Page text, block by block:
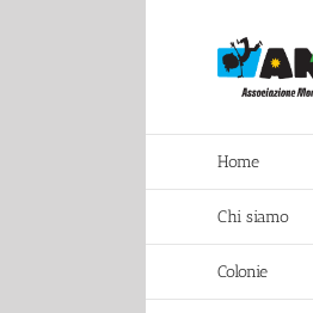
Home
Chi siamo
Colonie